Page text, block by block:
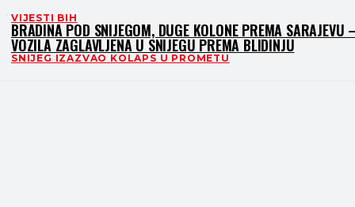
VIJESTI BIH
BRADINA POD SNIJEGOM, DUGE KOLONE PREMA SARAJEVU
VOZILA ZAGLAVLJENA U SNIJEGU PREMA BLIDINJU
SNIJEG IZAZVAO KOLAPS U PROMETU